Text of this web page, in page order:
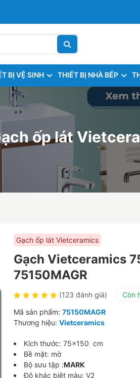
BỊ VỆ SINH THIẾT BỊ NHÀ BẾP
ốp lát
Gạch ốp lát Vietceramics
Gạch Vietceramics
75150MAGR
(123 đánh giá)
Còn
Mã sản phẩm: 75150MAGR
Thương hiệu: Vietceramics
Kích thước: 75×150 cm
Bề mặt: mờ
Bộ sưu tập :MARK
Độ khác biệt màu: V2